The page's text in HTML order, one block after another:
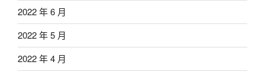
2022 年 6 月
2022 年 5 月
2022 年 4 月